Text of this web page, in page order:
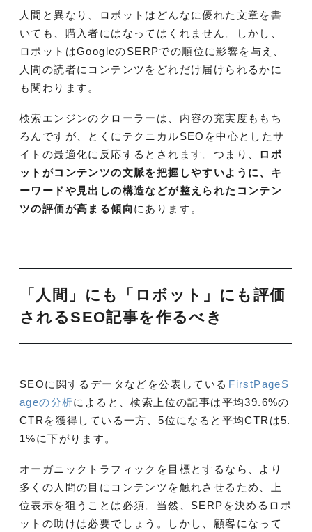
人間と異なり、ロボットはどんなに優れた文章を書
いても、購入者にはなってはくれません。しかし、
ロボットはGoogleのSERPでの順位に影響を与え、
人間の読者にコンテンツをどれだけ届けられるかに
も関わります。
検索エンジンのクローラーは、内容の充実度ももち
ろんですが、とくにテクニカルSEOを中心としたサ
イトの最適化に反応するとされます。つまり、 ロボ
ットがコンテンツの文脈を把握しやすいように、キ
ーワードや見出しの構造などが整えられたコンテン
ツの評価が高まる傾向にあります。
「人間」にも「ロボット」にも評価
されるSEO記事を作るべき
SEOに関するデータなどを公表している FirstPageS
ageの分析によると、検索上位の記事は平均39.6%の
CTRを獲得している一方、5位になると平均CTRは5.
1%に下がります。
オーガニックトラフィックを目標とするなら、より
多くの人間の目にコンテンツを触れさせるため、上
位表示を狙うことは必須。当然、SERPを決めるロボ
ットの助けは必要でしょう。しかし、顧客になって